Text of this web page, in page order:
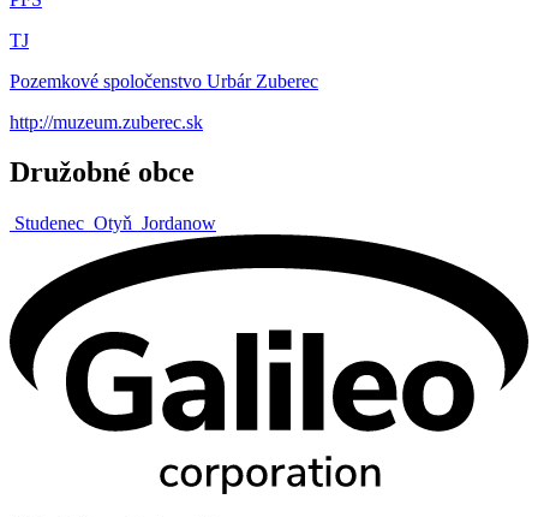
TJ
Pozemkové spoločenstvo Urbár Zuberec
http://muzeum.zuberec.sk
Družobné obce
Studenec Otyň Jordanow